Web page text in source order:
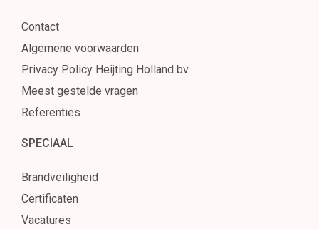
Contact
Algemene voorwaarden
Privacy Policy Heijting Holland bv
Meest gestelde vragen
Referenties
SPECIAAL
Brandveiligheid
Certificaten
Vacatures